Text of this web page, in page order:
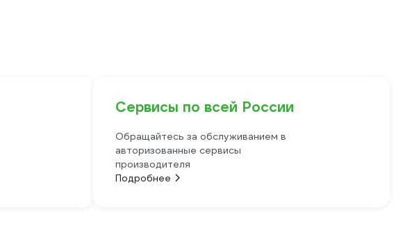
Сервисы по всей России
Обращайтесь за обслуживанием в
авторизованные сервисы
производителя
Подробнее